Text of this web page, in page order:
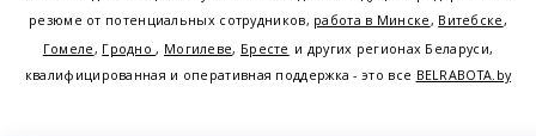
резюме от потенциальных сотрудников, работа в Минске, Витебске,
Гомеле, Гродно, Могилеве, Бресте и других регионах Беларуси,
квалифицированная и оперативная поддержка - это все BELRABOTA.by